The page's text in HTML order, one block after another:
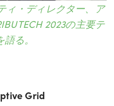
ィ・ディレクター、ア
2023の主要テ
る。
Grid